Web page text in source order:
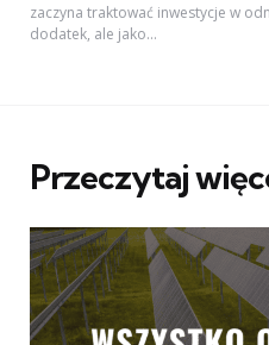
zaczyna traktować inwestycje w
dodatek, ale jako...
Przeczytaj